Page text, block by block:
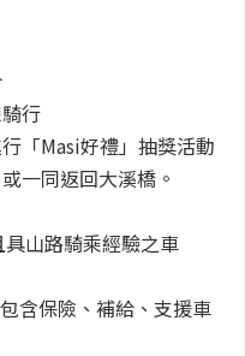
行
「Masi好禮」抽獎活動
一同返回大溪橋。
具山路騎乘經驗之車
含保險、補給、支援車